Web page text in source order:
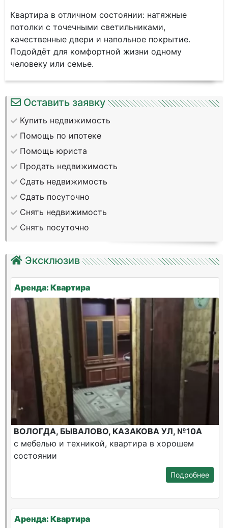
Квартира в отличном состоянии: натяжные
потолки с точечными светильниками,
качественные двери и напольное покрытие.
Подойдёт для комфортной жизни одному
человеку или семье.
Оставить заявку
Купить недвижимость
Помощь по ипотеке
Помощь юриста
Продать недвижимость
Сдать недвижимость
Сдать посуточно
Снять недвижимость
Снять посуточно
Эксклюзив
Аренда: Квартира
ВОЛОГДА, БЫВАЛОВО, КАЗАКОВА УЛ, №10А
с мебелью и техникой, квартира в хорошем
состоянии
Подробнее
Аренда: Квартира